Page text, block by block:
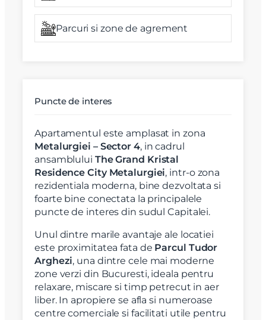
Parcuri si zone de agrement
Puncte de interes
Apartamentul este amplasat in zona
Metalurgiei – Sector 4, in cadrul
ansamblului The Grand Kristal
Residence City Metalurgiei, intr-o zona
rezidentiala moderna, bine dezvoltata si
foarte bine conectata la principalele
puncte de interes din sudul Capitalei.
Unul dintre marile avantaje ale locatiei
este proximitatea fata de Parcul Tudor
Arghezi, una dintre cele mai moderne
zone verzi din Bucuresti, ideala pentru
relaxare, miscare si timp petrecut in aer
liber. In apropiere se afla si numeroase
centre comerciale si facilitati utile pentru